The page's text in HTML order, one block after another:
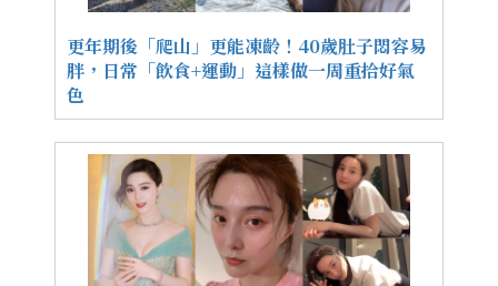
更年期後「爬山」更能凍齡！40歲肚子悶容易
胖，日常「飲食+運動」這樣做一周重拾好氣
色